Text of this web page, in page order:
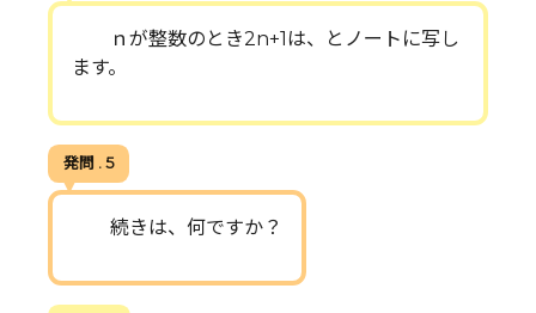
ｎが整数のとき2n+1は、とノートに写し
ます。
発問 . 5
続きは、何ですか？